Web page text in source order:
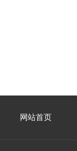
网站首页